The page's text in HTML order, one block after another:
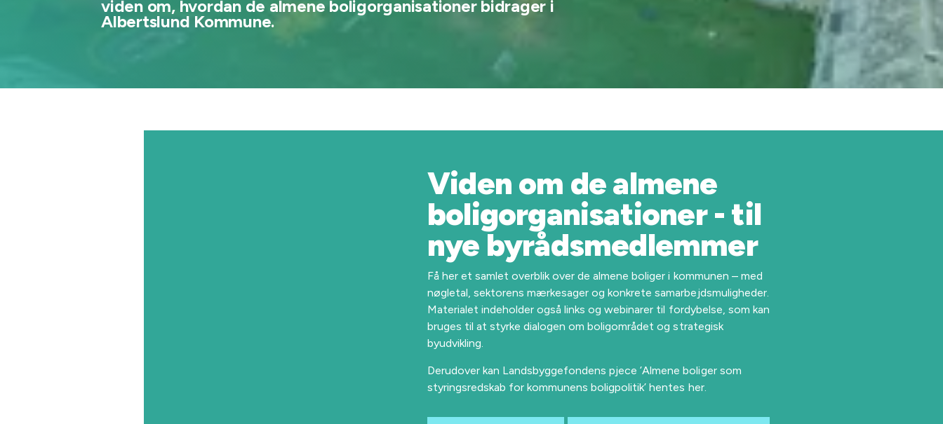
viden om, hvordan de almene boligorganisationer bidrager i
Albertslund Kommune.
Viden om de almene
boligorganisationer - til
nye byrådsmedlemmer
Få her et samlet overblik over de almene boliger i kommunen – med
nøgletal, sektorens mærkesager og konkrete samarbejdsmuligheder.
Materialet indeholder også links og webinarer til fordybelse, som kan
bruges til at styrke dialogen om boligområdet og strategisk
byudvikling.
Derudover kan Landsbyggefondens pjece ’Almene boliger som
styringsredskab for kommunens boligpolitik’ hentes her.